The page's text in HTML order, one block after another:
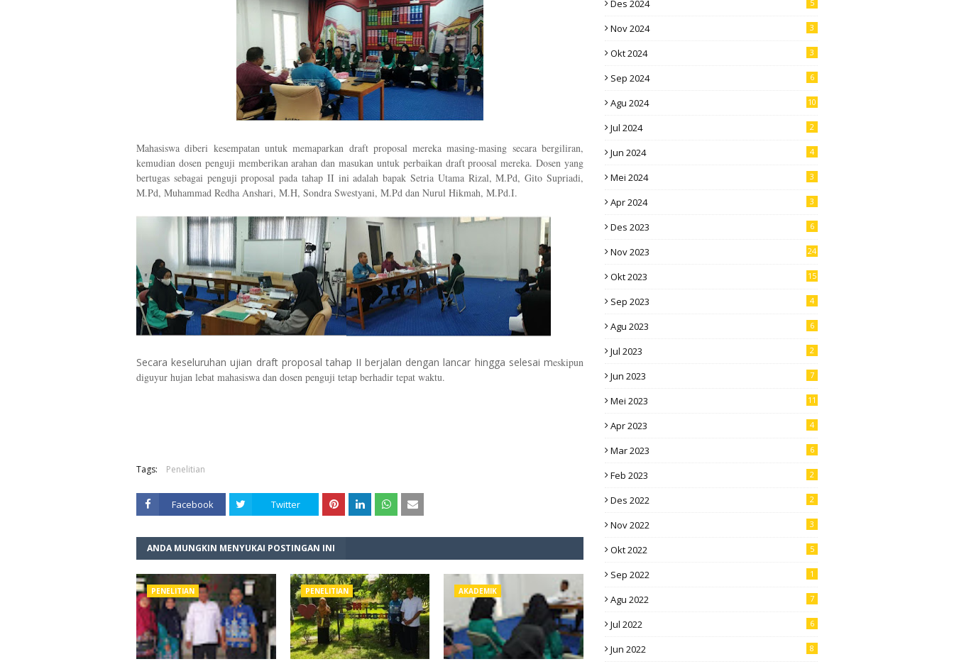
Mahasiswa diberi kesempatan untuk memaparkan draft proposal mereka masing-masing secara bergiliran,
kemudian dosen penguji memberikan arahan dan masukan untuk perbaikan draft proosal mereka. Dosen yang
bertugas sebagai penguji proposal pada tahap II ini adalah bapak Setria Utama Rizal, M.Pd, Gito Supriadi,
M.Pd, Muhammad Redha Anshari, M.H, Sondra Swestyani, M.Pd dan Nurul Hikmah, M.Pd.I.
Secara keseluruhan ujian draft proposal tahap II berjalan dengan lancar hingga selesai meskipun
diguyur hujan lebat mahasiswa dan dosen penguji tetap berhadir tepat waktu.
Tags: Penelitian
Facebook Twitter
ANDA MUNGKIN MENYUKAI POSTINGAN INI
PENELITIAN PENELITIAN AKADEMIK
Des 2024 5
Nov 2024 3
Okt 2024 3
Sep 2024 6
Agu 2024 10
Jul 2024 2
Jun 2024 4
Mei 2024 3
Apr 2024 3
Des 2023 6
Nov 2023 24
Okt 2023 15
Sep 2023 4
Agu 2023 6
Jul 2023 2
Jun 2023 7
Mei 2023 11
Apr 2023 4
Mar 2023 6
Feb 2023 2
Des 2022 2
Nov 2022 3
Okt 2022 5
Sep 2022 1
Agu 2022 7
Jul 2022 6
Jun 2022 8